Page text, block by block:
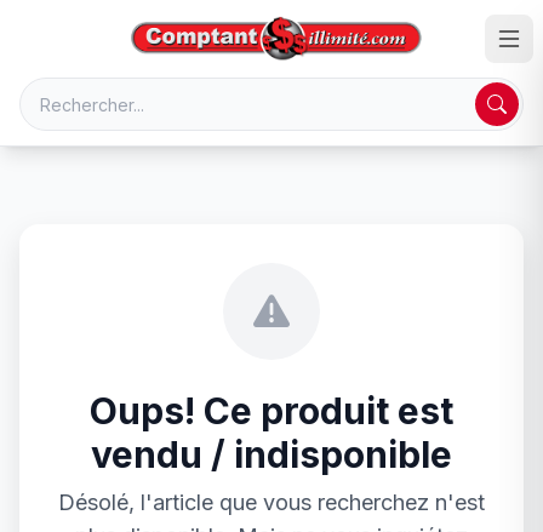
Oups! Ce produit est
vendu / indisponible
Désolé, l'article que vous recherchez n'est